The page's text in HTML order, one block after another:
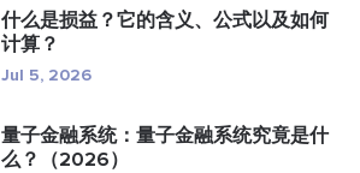
什么是损益？它的含义、公式以及如何
计算？
Jul 5, 2026
量子金融系统：量子金融系统究竟是什
么？（2026）